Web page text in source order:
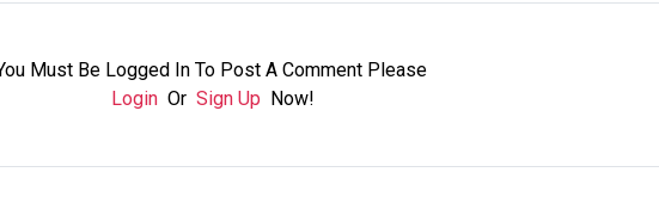
Must Be Logged In To Post A Comment Please
Login Or Sign Up Now!